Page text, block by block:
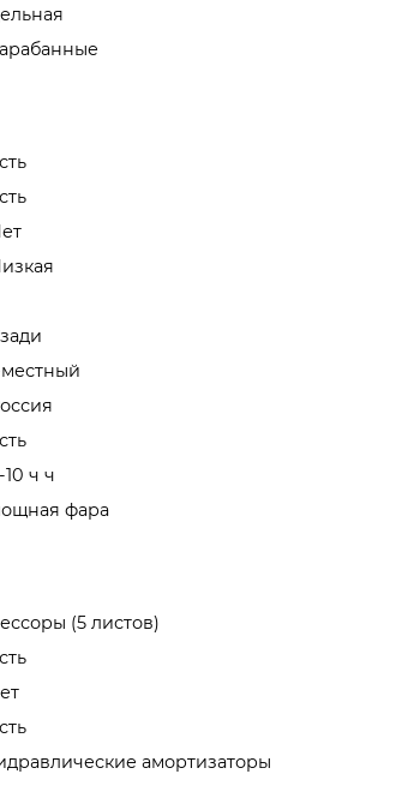
местный
10 ч ч
фара
(5 листов)
амортизаторы